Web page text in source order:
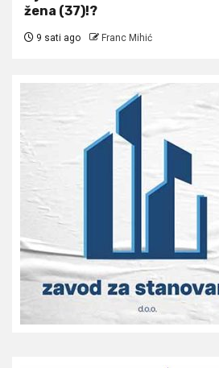
žena (37)!?
9 sati ago Franc Mihić